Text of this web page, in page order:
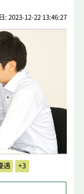
: 2023-12-22 13:46:27
遇 +3